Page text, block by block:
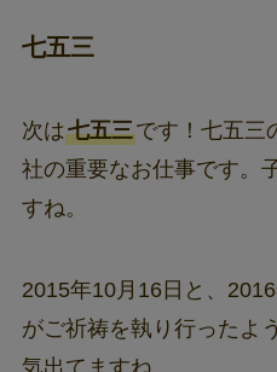
七五三
次は七五三です！七五三
社の重要なお仕事です。
すね。
2015年10月16日と、
がご祈祷を執り行ったよ
気出てますね。